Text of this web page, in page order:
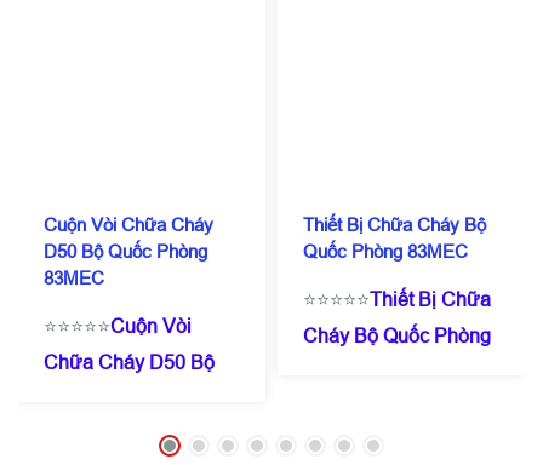
Cuộn Vòi Chữa Cháy
D50 Bộ Quốc Phòng
83MEC
⭐⭐⭐⭐⭐Cuộn Vòi
Chữa Cháy D50 Bộ
0909 087
Thiết Bị Chữa Cháy Bộ
Quốc Phòng 83MEC
⭐⭐⭐⭐⭐Thiết Bị Chữa
Cháy Bộ Quốc Phòng
182 357⭐Giá chỉ từ